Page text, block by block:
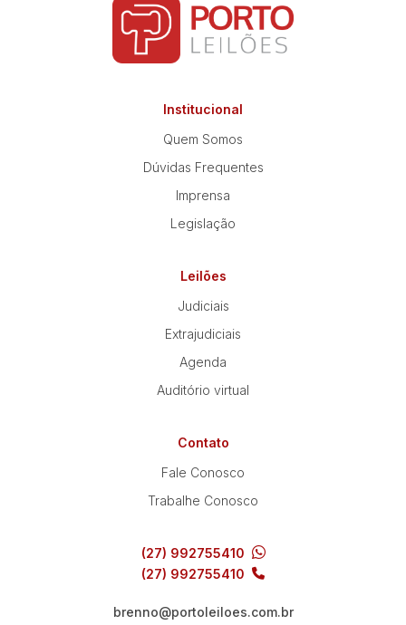
Institucional
Quem Somos
Dúvidas Frequentes
Imprensa
Legislação
Leilões
Judiciais
Extrajudiciais
Agenda
Auditório virtual
Contato
Fale Conosco
Trabalhe Conosco
(27) 992755410
(27) 992755410
brenno@portoleiloes.com.br